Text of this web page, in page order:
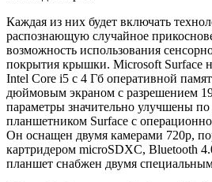
Каждая из них будет включать
распознающую случайное
возможность использования
покрытия крышки. Microsoft Surface
Intel Core i5 с 4 Гб оперативной
дюймовым экраном с разрешением
параметры значительно улучшены
планшетником Surface с
Он оснащен двумя камерами 720p,
картридером microSDXC, Bluetooth
планшет снабжен двумя